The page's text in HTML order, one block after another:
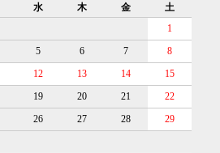
水 木 金
土
1
5 6 7
8
12 13 14
15
19 20 21
22
26 27 28
29